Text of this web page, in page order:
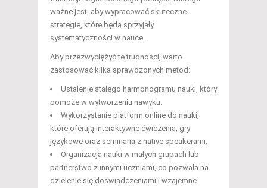
ważne jest, aby wypracować skuteczne
strategie, które będą sprzyjały
systematyczności w nauce.
Aby przezwyciężyć te trudności, warto
zastosować kilka sprawdzonych metod:
Ustalenie stałego harmonogramu nauki, który
pomoże w wytworzeniu nawyku.
Wykorzystanie platform online do nauki,
które oferują interaktywne ćwiczenia, gry
językowe oraz seminaria z native speakerami.
Organizacja nauki w małych grupach lub
partnerstwo z innymi uczniami, co pozwala na
dzielenie się doświadczeniami i wzajemne